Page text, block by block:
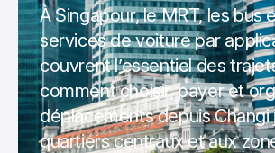
À Singapour, le MRT, les bus
services de voiture par
couvrent l’essentiel des
comment choisir, payer et
déplacements depuis Changi
quartiers centraux et aux